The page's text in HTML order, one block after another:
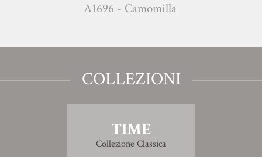
A1696 - Camomilla
COLLEZIONI
TIME
Collezione Classica